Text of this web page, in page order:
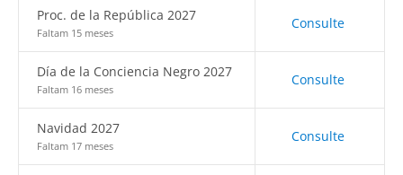
Proc. de la República 2027
Faltam 15 meses
Consulte
Día de la Conciencia Negro 2027
Faltam 16 meses
Consulte
Navidad 2027
Faltam 17 meses
Consulte